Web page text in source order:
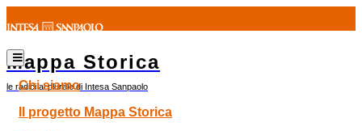
Mappa Storica
le radici al plurale di Intesa Sanpaolo
Chi siamo
Il progetto Mappa Storica